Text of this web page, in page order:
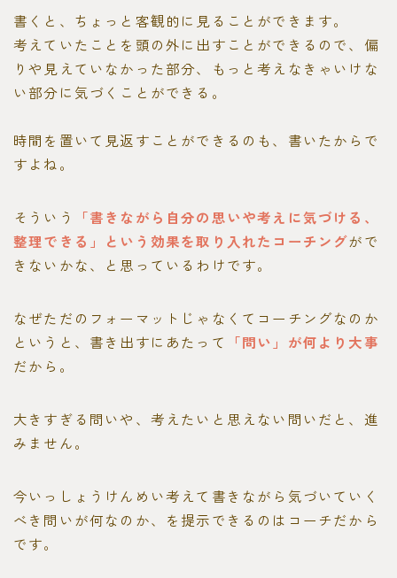
書くと、ちょっと客観的に見ることができます。
考えていたことを頭の外に出すことができるので、偏
りや見えていなかった部分、もっと考えなきゃいけな
い部分に気づくことができる。
時間を置いて見返すことができるのも、書いたからで
すよね。
そういう
「書きながら自分の思いや考えに気づける、
整理できる」という効果を取り入れたコーチングがで
きないかな、と思っているわけです。
なぜただのフォーマットじゃなくてコーチングなのか
というと、書き出すにあたって
「問い」が何より大事
だから。
大きすぎる問いや、考えたいと思えない問いだと、進
みません。
今いっしょうけんめい考えて書きながら気づいていく
べき問いが何なのか、を提示できるのはコーチだから
です。